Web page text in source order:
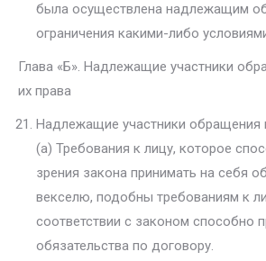
была осуществлена надлежащим
ограничения какими-либо
Глава «Б». Надлежащие участники
их права
Надлежащие участники обращения
(а) Требования к лицу, которое
зрения закона принимать на себя
векселю, подобны требованиям к
соответствии с законом способно
обязательства по договору.